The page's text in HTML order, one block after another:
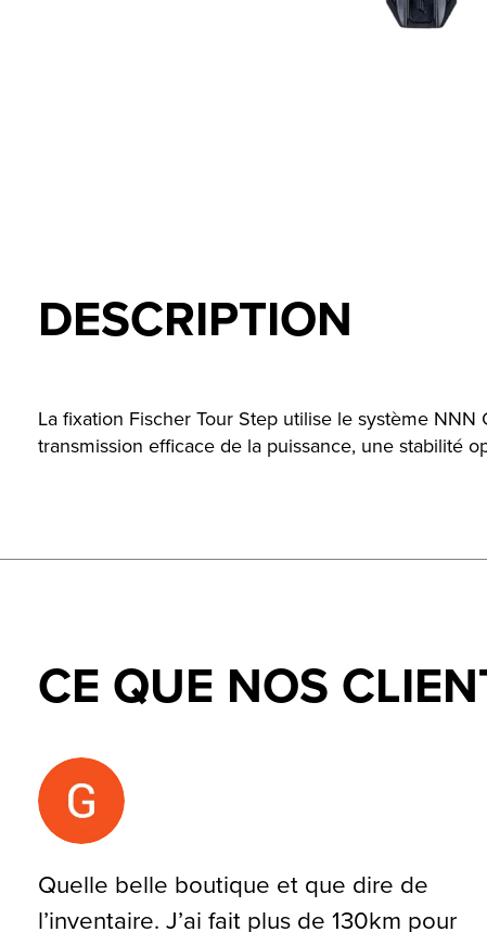
DESCRIPTION
La fixation Fischer Tour Step utilise le système
transmission efficace de la puissance, une stabilité
CE QUE NOS
Testimonial items
Quelle belle boutique et que dire de
l’inventaire. J’ai fait plus de 130km pour